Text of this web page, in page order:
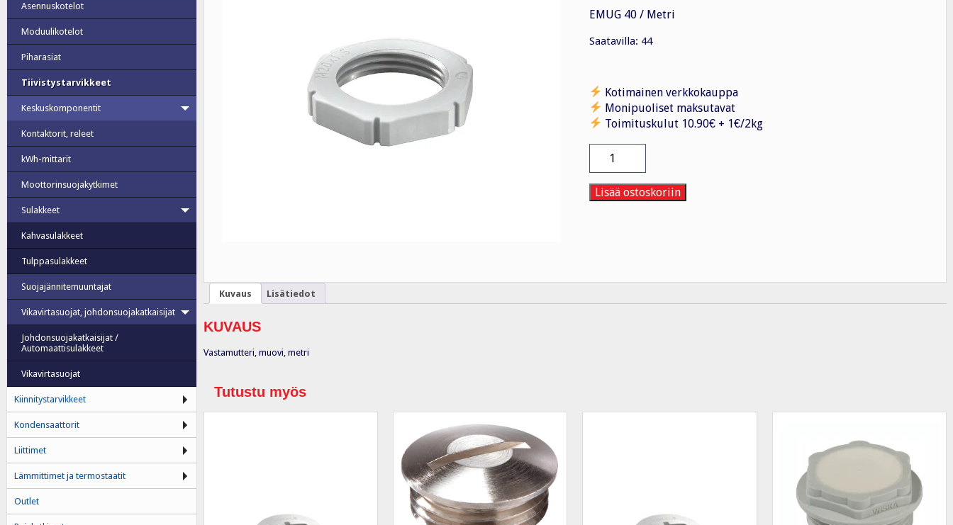
EMUG 40 / Metri
Saatavilla: 44
Kotimainen verkkokauppa
Monipuoliset maksutavat
Toimituskulut 10.90€ + 1€/2kg
muovi
EMUG
40
/
Lisää ostoskoriin
Kuvaus Lisätiedot
KUVAUS
Vastamutteri, muovi, metri
Tutustu myös
Asennuskotelot
Moduulikotelot
Piharasiat
Tiivistystarvikkeet
Keskuskomponentit
Kontaktorit, releet
kWh-mittarit
Moottorinsuojakytkimet
Sulakkeet
Kahvasulakkeet
Tulppasulakkeet
Suojajännitemuuntajat
Vikavirtasuojat, johdonsuojakatkaisijat
Johdonsuojakatkaisijat /
Automaattisulakkeet
Vikavirtasuojat
Kiinnitystarvikkeet
Kondensaattorit
Liittimet
Lämmittimet ja termostaatit
Outlet